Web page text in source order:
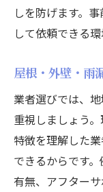
しを防げます。
して依頼できる環
屋根・外壁・雨
業者選びでは、
重視しましょう
特徴を理解した
できるからです
有無、アフター